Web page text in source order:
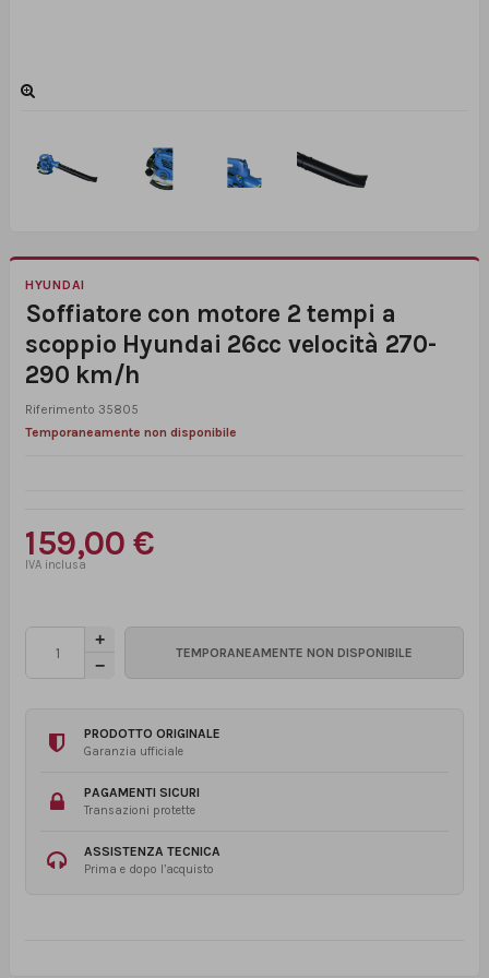
HYUNDAI
Soffiatore con motore 2 tempi a
scoppio Hyundai 26cc velocità 270-
290 km/h
Riferimento 35805
Temporaneamente non disponibile
159,00 €
PRODOTTO ORIGINALE
Garanzia ufficiale
PAGAMENTI SICURI
Transazioni protette
ASSISTENZA TECNICA
Prima e dopo l’acquisto